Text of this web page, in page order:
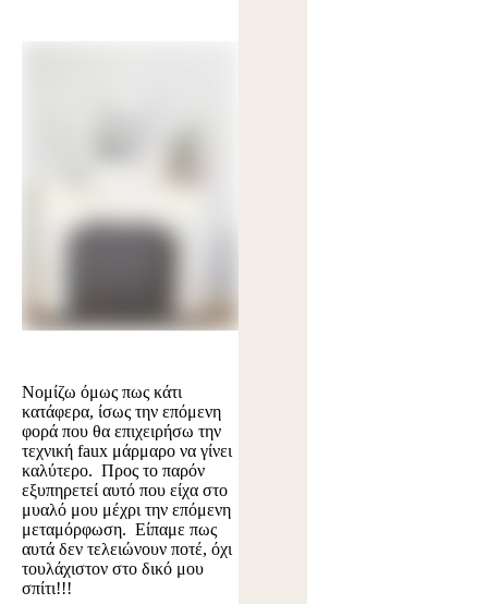
Νομίζω όμως πως κάτι
κατάφερα, ίσως την επόμενη
φορά που θα επιχειρήσω την
τεχνική faux μάρμαρο να γίνει
καλύτερο. Προς το παρόν
εξυπηρετεί αυτό που είχα στο
μυαλό μου μέχρι την επόμενη
μεταμόρφωση. Είπαμε πως
αυτά δεν τελειώνουν ποτέ, όχι
τουλάχιστον στο δικό μου
σπίτι!!!